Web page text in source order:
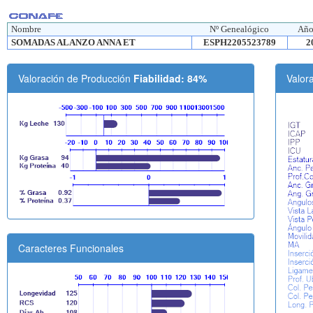
Nombre Nº Genealógico
SOMADAS ALANZO ANNA ET
ESPH2205523789
Valoración de Producción Fiabilidad: 84%
Caracteres Funcionales